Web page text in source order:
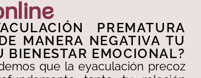
PREMATURA
MANERA NEGATIVA TU
BIENESTAR EMOCIONAL?​
que la eyaculación precoz